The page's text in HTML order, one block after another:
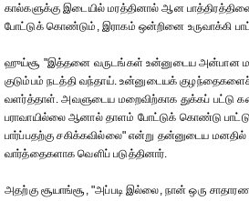
கால்களுக்கு இடையில் மரத்தினால் ஆன
போட்டுக் கொண்டும், இராகம் ஒன்றினை உருவாக்கி
ஹுய்சூ "இத்தனை வருடங்கள் உன்னுடைய அன்பான
குடும்பம் நடத்தி வந்தாய். உன்னுடையக் குழந்தைகளைச்
வளர்த்தாள். அவளுடைய மறைவிற்காக துக்கப் பட்டு
பராவாயில்லை ஆனால் தாளம் போட்டுக் கொண்டு
பார்ப்பதற்கு சகிக்கவில்லை" என்று தன்னுடைய
வார்த்தைகளாக வெளிப் படுத்தினார்.
அதற்கு சூயாங்சூ, "அப்படி இல்லை, நான் ஒரு